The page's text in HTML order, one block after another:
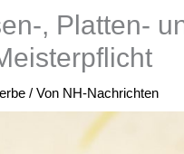
, Platten-
/ Von NH-Nachrichten